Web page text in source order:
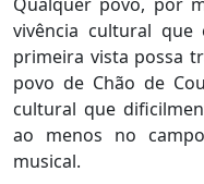
vivência cultural
primeira vista possa
povo de Chão de
cultural que
ao menos no
musical.